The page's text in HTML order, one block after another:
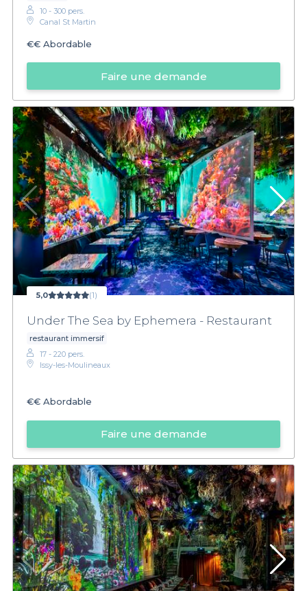
10 - 300 pers.
Canal St Martin
€€ Abordable
Faire une demande
5,0 (1)
Under The Sea by Ephemera - Restaurant
restaurant immersif
17 - 220 pers.
Issy-les-Moulineaux
€€ Abordable
Faire une demande